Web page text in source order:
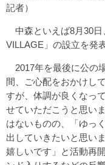
記者）
中森といえば8月30日
VILLAGE」の設立を発
2017年を最後に公の
間、ご心配をおかけし
すが、体調が良くなっ
せていただこうと思い
はないものの、「ゆっ
出していきたいと思い
嬉しいです」と活動再